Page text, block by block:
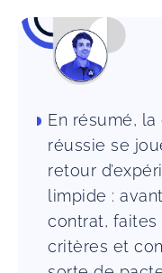
En résumé, la
réussie se
retour
limpide :
contrat,
critères et